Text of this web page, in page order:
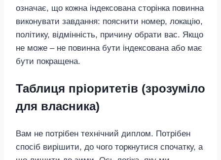
означає, що кожна індексована сторінка повинна
виконувати завдання: пояснити номер, локацію,
політику, відмінність, причину обрати вас. Якщо
не може – не повинна бути індексована або має
бути покращена.
Таблиця пріоритетів (зрозуміло
для власника)
Вам не потрібен технічний диплом. Потрібен
спосіб вирішити, до чого торкнутися спочатку, а